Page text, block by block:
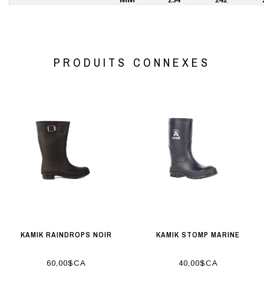
PRODUITS CONNEXES
KAMIK RAINDROPS NOIR
60,00$CA
KAMIK STOMP MARINE
40,00$CA